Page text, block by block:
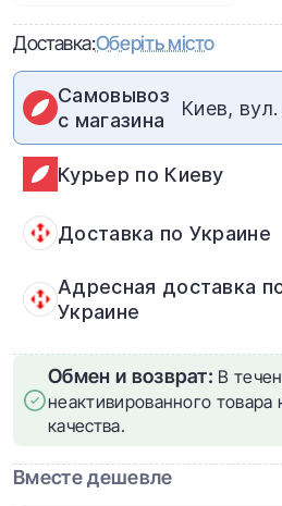
Доставка:Оберіть місто
Самовывоз
с магазина
Киев,
Курьер по Киеву
Доставка по Украине
Адресная доставка
Украине
Обмен и возврат: В
неактивированного
качества.
Вместе дешевле